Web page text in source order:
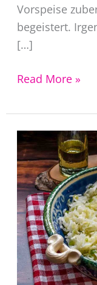
Vorspeise
begeistert.
[…]
Zucchiniquiche
Boden
–
herzhafter
Gemüsekuchen
Read More »